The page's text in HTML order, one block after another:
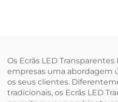
Os Ecrãs LED
empresas uma abordagem
os seus clientes.
tradicionais, os Ecrãs LED